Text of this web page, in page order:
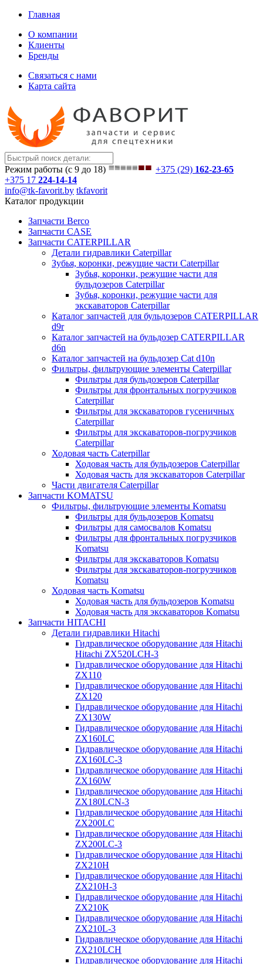
Главная
О компании
Клиенты
Бренды
Связаться с нами
Карта сайта
Режим работы (с 9 до 18) +375 (29) 162-23-65
+375 17 224-14-14
info@tk-favorit.by tkfavorit
Каталог продукции
Запчасти Berco
Запчасти CASE
Запчасти CATERPILLAR
Детали гидравлики Caterpillar
Зубья, коронки, режущие части Caterpillar
Зубья, коронки, режущие части для
бульдозеров Caterpillar
Зубья, коронки, режущие части для
экскаваторов Caterpillar
Каталог запчастей для бульдозеров CATERPILLAR
d9r
Каталог запчастей на бульдозер CATERPILLAR
d6n
Каталог запчастей на бульдозер Сat d10n
Фильтры, фильтрующие элементы Caterpillar
Фильтры для бульдозеров Caterpillar
Фильтры для фронтальных погрузчиков
Caterpillar
Фильтры для экскаваторов гусеничных
Caterpillar
Фильтры для экскаваторов-погрузчиков
Caterpillar
Ходовая часть Caterpillar
Ходовая часть для бульдозеров Caterpillar
Ходовая часть для экскаваторов Caterpillar
Части двигателя Caterpillar
Запчасти KOMATSU
Фильтры, фильтрующие элементы Komatsu
Фильтры для бульдозеров Komatsu
Фильтры для самосвалов Komatsu
Фильтры для фронтальных погрузчиков
Komatsu
Фильтры для экскаваторов Komatsu
Фильтры для экскаваторов-погрузчиков
Komatsu
Ходовая часть Komatsu
Ходовая часть для бульдозеров Komatsu
Ходовая часть для экскаваторов Komatsu
Запчасти HITACHI
Детали гидравлики Hitachi
Гидравлическое оборудование для Hitachi
Hitachi ZX520LCH-3
Гидравлическое оборудование для Hitachi
ZX110
Гидравлическое оборудование для Hitachi
ZX120
Гидравлическое оборудование для Hitachi
ZX130W
Гидравлическое оборудование для Hitachi
ZX160LC
Гидравлическое оборудование для Hitachi
ZX160LC-3
Гидравлическое оборудование для Hitachi
ZX160W
Гидравлическое оборудование для Hitachi
ZX180LCN-3
Гидравлическое оборудование для Hitachi
ZX200LC
Гидравлическое оборудование для Hitachi
ZX200LC-3
Гидравлическое оборудование для Hitachi
ZX210H
Гидравлическое оборудование для Hitachi
ZX210H-3
Гидравлическое оборудование для Hitachi
ZX210K
Гидравлическое оборудование для Hitachi
ZX210L-3
Гидравлическое оборудование для Hitachi
ZX210LCH
Гидравлическое оборудование для Hitachi